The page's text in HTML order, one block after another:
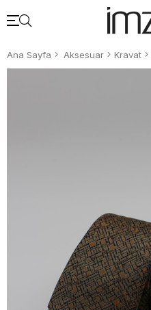
Ana Sayfa Aksesuar Kravat